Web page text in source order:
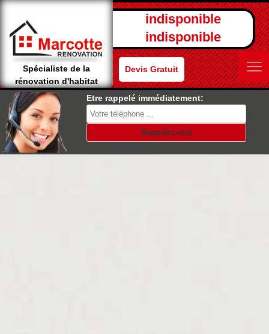
Spécialiste de la
rénovation d'habitat
indisponible
indisponible
Devis Gratuit
Etre rappelé immédiatement: